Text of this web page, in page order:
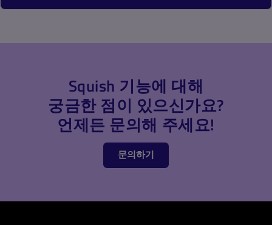
Squish 기능에 대해
궁금한 점이 있으신가요?
언제든 문의해 주세요!
문의하기